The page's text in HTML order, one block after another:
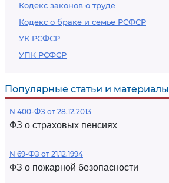
Кодекс законов о труде
Кодекс о браке и семье РСФСР
УК РСФСР
УПК РСФСР
Популярные статьи и материалы
N 400-ФЗ от 28.12.2013
ФЗ о страховых пенсиях
N 69-ФЗ от 21.12.1994
ФЗ о пожарной безопасности